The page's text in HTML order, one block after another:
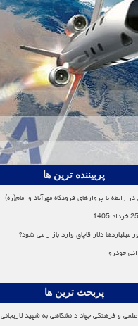
پربیننده ترین ها
رابطه با پروازهای فرودگاه مهرآباد و امام(ره)
دلار قاچاق وارد بازار می شود؟
خودرو
پربحث ترین ها
و فرهنگی جهاد دانشگاهی به شهید لاریجانی